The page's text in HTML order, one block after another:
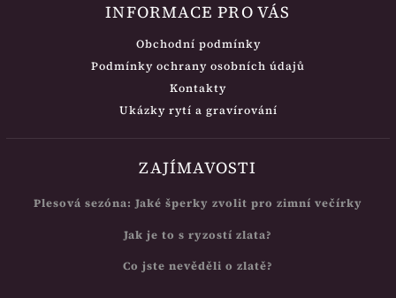
INFORMACE PRO VÁS
Obchodní podmínky
Podmínky ochrany osobních údajů
Kontakty
Ukázky rytí a gravírování
ZAJÍMAVOSTI
Plesová sezóna: Jaké šperky zvolit pro zimní večírky
Jak je to s ryzostí zlata?
Co jste nevěděli o zlatě?